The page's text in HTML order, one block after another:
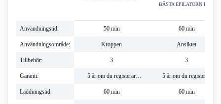
Användningstid:
Användningsområde:
Tillbehör:
Garanti:
Laddningstid:
50 min
Kroppen
3
5 år om du registerar
60 min
BÄSTA EPILATORN FÖ...
60 min
Ansiktet
3
5 år om du registerar
60 min